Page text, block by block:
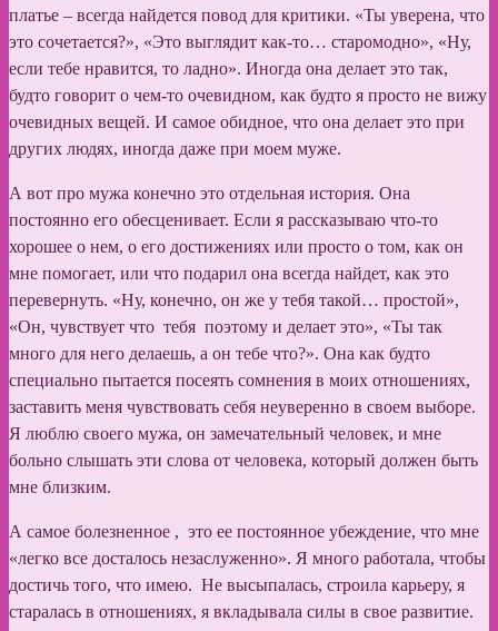
платье – всегда найдется повод для критики. «Ты уверена, что
это сочетается?», «Это выглядит как-то… старомодно», «Ну,
если тебе нравится, то ладно». Иногда она делает это так,
будто говорит о чем-то очевидном, как будто я просто не вижу
очевидных вещей. И самое обидное, что она делает это при
других людях, иногда даже при моем муже.
А вот про мужа конечно это отдельная история. Она
постоянно его обесценивает. Если я рассказываю что-то
хорошее о нем, о его достижениях или просто о том, как он
мне помогает, или что подарил она всегда найдет, как это
перевернуть. «Ну, конечно, он же у тебя такой… простой»,
«Он, чувствует что тебя поэтому и делает это», «Ты так
много для него делаешь, а он тебе что?». Она как будто
специально пытается посеять сомнения в моих отношениях,
заставить меня чувствовать себя неуверенно в своем выборе.
Я люблю своего мужа, он замечательный человек, и мне
больно слышать эти слова от человека, который должен быть
мне близким.
А самое болезненное , это ее постоянное убеждение, что мне
«легко все досталось незаслуженно». Я много работала, чтобы
достичь того, что имею. Не высыпалась, строила карьеру, я
старалась в отношениях, я вкладывала силы в свое развитие.